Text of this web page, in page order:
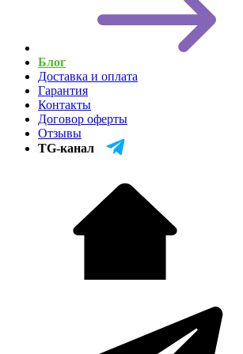
Блог
Доставка и оплата
Гарантия
Контакты
Договор оферты
Отзывы
TG-канал